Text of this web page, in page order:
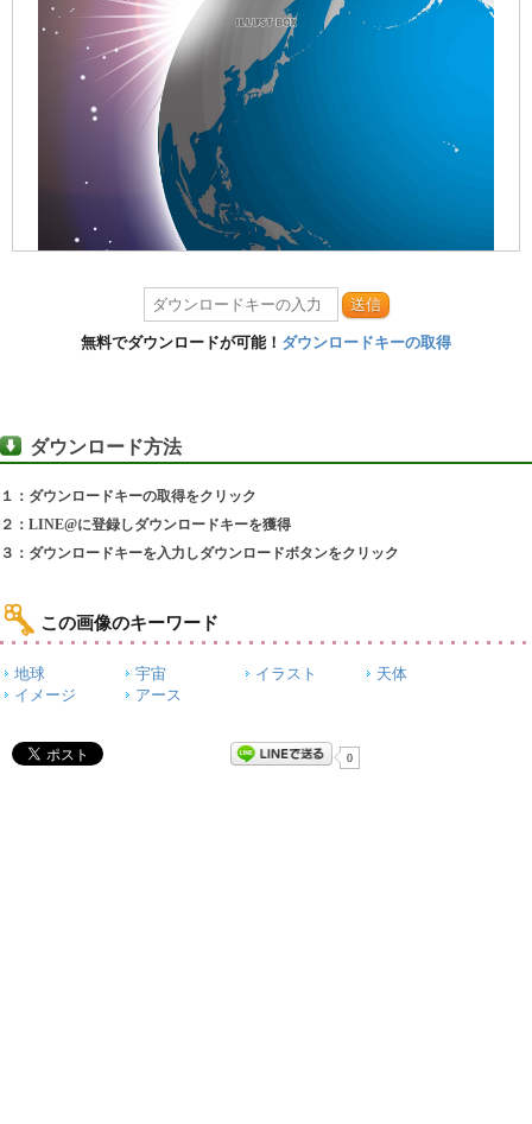
送信
無料でダウンロードが可能！ ダウンロードキーの取得
ダウンロード方法
１：ダウンロードキーの取得をクリック
２：LINE@に登録しダウンロードキーを獲得
３：ダウンロードキーを入力しダウンロードボタンをクリック
この画像のキーワード
地球 宇宙 イラスト
天体
イメージ
アース
0